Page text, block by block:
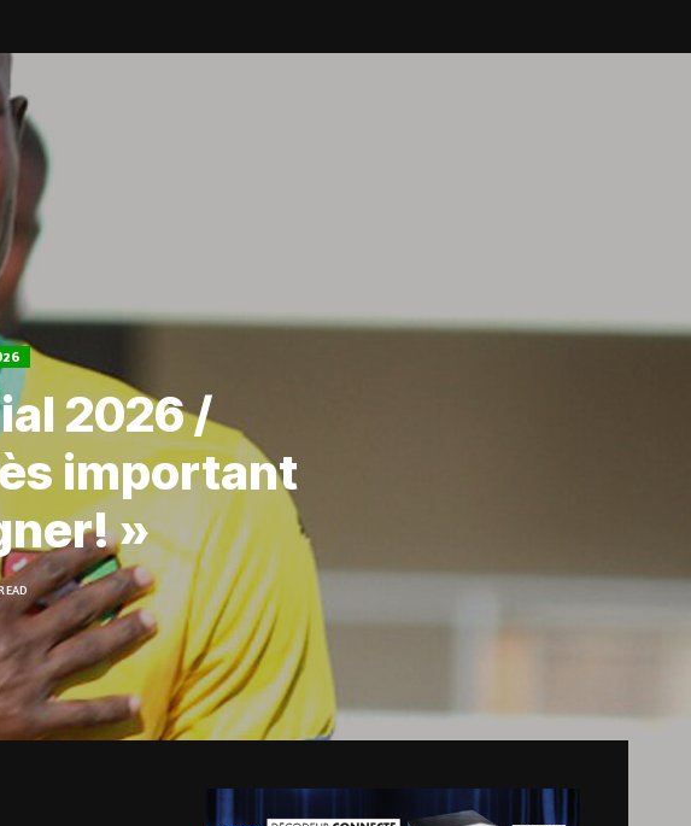
2026 /
important
»